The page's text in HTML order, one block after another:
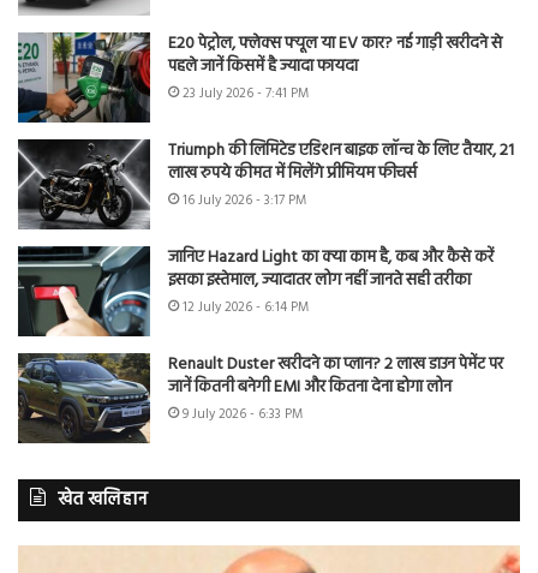
E20 पेट्रोल, फ्लेक्स फ्यूल या EV कार? नई गाड़ी खरीदने से
पहले जानें किसमें है ज्यादा फायदा
23 July 2026 - 7:41 PM
Triumph की लिमिटेड एडिशन बाइक लॉन्च के लिए तैयार, 21
लाख रुपये कीमत में मिलेंगे प्रीमियम फीचर्स
16 July 2026 - 3:17 PM
जानिए Hazard Light का क्या काम है, कब और कैसे करें
इसका इस्तेमाल, ज्यादातर लोग नहीं जानते सही तरीका
12 July 2026 - 6:14 PM
Renault Duster खरीदने का प्लान? 2 लाख डाउन पेमेंट पर
जानें कितनी बनेगी EMI और कितना देना होगा लोन
9 July 2026 - 6:33 PM
खेत खलिहान